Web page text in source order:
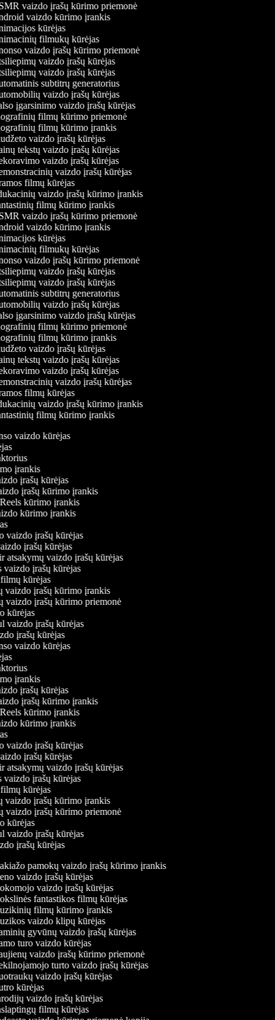
vaizdo įrašų kūrimo priemonė
vaizdo kūrimo įrankis
kūrėjas
filmukų kūrėjas
vaizdo įrašų kūrimo priemonė
vaizdo įrašų kūrėjas
vaizdo įrašų kūrėjas
subtitrų generatorius
vaizdo įrašų kūrėjas
įgarsinimo vaizdo įrašų kūrėjas
filmų kūrimo priemonė
filmų kūrimo įrankis
vaizdo įrašų kūrėjas
tekstų vaizdo įrašų kūrėjas
vaizdo įrašų kūrėjas
vaizdo įrašų kūrėjas
filmų kūrėjas
vaizdo įrašų kūrimo įrankis
filmų kūrimo įrankis
vaizdo įrašų kūrimo priemonė
vaizdo kūrimo įrankis
kūrėjas
filmukų kūrėjas
vaizdo įrašų kūrimo priemonė
vaizdo įrašų kūrėjas
vaizdo įrašų kūrėjas
subtitrų generatorius
vaizdo įrašų kūrėjas
įgarsinimo vaizdo įrašų kūrėjas
filmų kūrimo priemonė
filmų kūrimo įrankis
vaizdo įrašų kūrėjas
tekstų vaizdo įrašų kūrėjas
vaizdo įrašų kūrėjas
vaizdo įrašų kūrėjas
filmų kūrėjas
vaizdo įrašų kūrimo įrankis
filmų kūrimo įrankis
vaizdo kūrėjas
įrankis
įrašų kūrėjas
įrašų kūrimo įrankis
Reels kūrimo įrankis
kūrimo įrankis
vaizdo įrašų kūrėjas
įrašų kūrėjas
atsakymų vaizdo įrašų kūrėjas
vaizdo įrašų kūrėjas
kūrėjas
vaizdo įrašų kūrimo įrankis
vaizdo įrašų kūrimo priemonė
kūrėjas
vaizdo įrašų kūrėjas
įrašų kūrėjas
vaizdo kūrėjas
įrankis
įrašų kūrėjas
įrašų kūrimo įrankis
Reels kūrimo įrankis
kūrimo įrankis
vaizdo įrašų kūrėjas
įrašų kūrėjas
atsakymų vaizdo įrašų kūrėjas
vaizdo įrašų kūrėjas
kūrėjas
vaizdo įrašų kūrimo įrankis
vaizdo įrašų kūrimo priemonė
kūrėjas
vaizdo įrašų kūrėjas
įrašų kūrėjas
pamokų vaizdo įrašų kūrimo įrankis
vaizdo įrašų kūrėjas
vaizdo įrašų kūrėjas
fantastikos filmų kūrėjas
filmų kūrimo įrankis
vaizdo klipų kūrėjas
gyvūnų vaizdo įrašų kūrėjas
turo vaizdo kūrėjas
vaizdo įrašų kūrimo priemonė
turto vaizdo įrašų kūrėjas
vaizdo įrašų kūrėjas
kūrėjas
vaizdo įrašų kūrėjas
filmų kūrėjas